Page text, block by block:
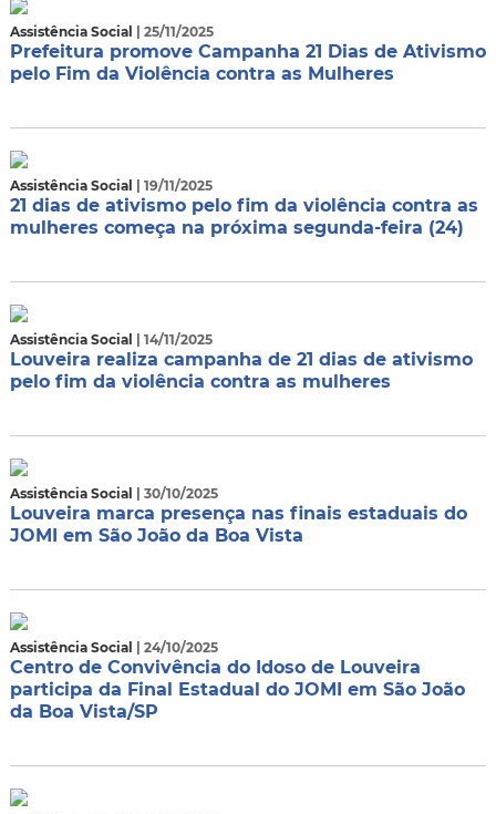
Assistência Social | 25/11/2025
Prefeitura promove Campanha 21 Dias de Ativismo
pelo Fim da Violência contra as Mulheres
Assistência Social | 19/11/2025
21 dias de ativismo pelo fim da violência contra as
mulheres começa na próxima segunda-feira (24)
Assistência Social | 14/11/2025
Louveira realiza campanha de 21 dias de ativismo
pelo fim da violência contra as mulheres
Assistência Social | 30/10/2025
Louveira marca presença nas finais estaduais do
JOMI em São João da Boa Vista
Assistência Social | 24/10/2025
Centro de Convivência do Idoso de Louveira
participa da Final Estadual do JOMI em São João
da Boa Vista/SP